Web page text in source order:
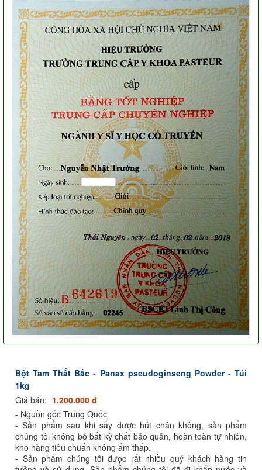
Bột Tam Thất Bắc - Panax pseudoginseng Powder - Túi
1kg
Giá bán: 1.200.000 đ
- Nguồn gốc Trung Quốc
- Sản phẩm sau khi sấy được hút chân không, sản phẩm
chúng tôi không bỏ bất kỳ chất bảo quản, hoàn toàn tự nhiên,
kho hàng tiêu chuẩn không ẩm thấp.
- Sản phẩm chúng tôi được rất nhiều quý khách hàng tin